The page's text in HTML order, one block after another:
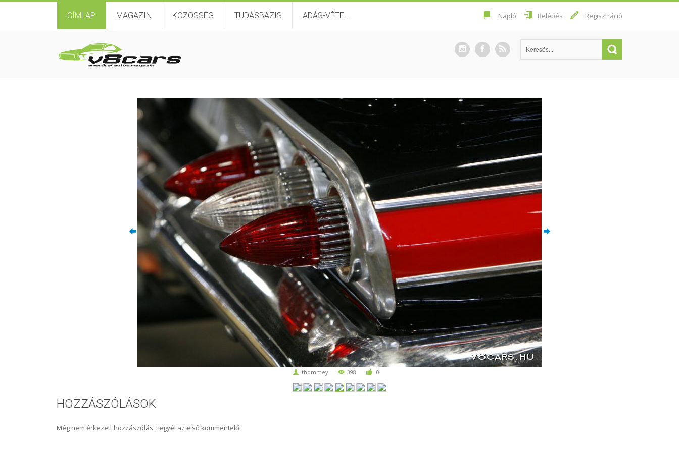
CÍMLAP MAGAZIN KÖZÖSSÉG TUDÁSBÁZIS ADÁS-VÉTEL Napló Belépés Regisztráció
thommey 398 0
HOZZÁSZÓLÁSOK
Még nem érkezett hozzászólás. Legyél az első kommentelő!